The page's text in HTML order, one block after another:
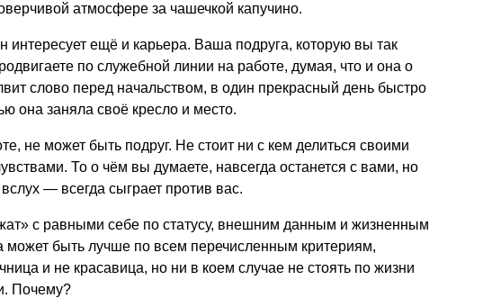
атмосфере за чашечкой капучино.
ещё и карьера. Ваша подруга, которую вы так
по служебной линии на работе, думая, что и она о
слово перед начальством, в один прекрасный день быстро
она заняла своё кресло и место.
не может быть подруг. Не стоит ни с кем делиться своими
То о чём вы думаете, навсегда останется с вами, но
— всегда сыграет против вас.
с равными себе по статусу, внешним данным и жизненным
может быть лучше по всем перечисленным критериям,
и не красавица, но ни в коем случае не стоять по жизни
Почему?